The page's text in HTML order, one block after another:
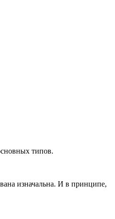
типов.
изначальна. И в принципе,